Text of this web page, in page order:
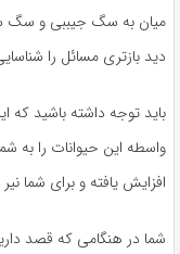
خود
بگذارید.
کپی
میان به سگ جیببی و سگ
دید بازتری مسائل را
باید توجه داشته باشید که
واسطه این حیوانات را به
افزایش یافته و برای شما
شما در هنگامی که قصد